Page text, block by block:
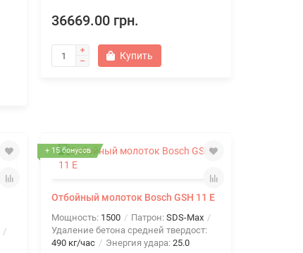
36669.00 грн.
Купить
+ 15 бонусов
Отбойный молоток Bosch GSH 11 E
Мощность: 1500 Патрон: SDS-Max
Удаление бетона средней твердост:
490 кг/час
Энергия удара: 25.0